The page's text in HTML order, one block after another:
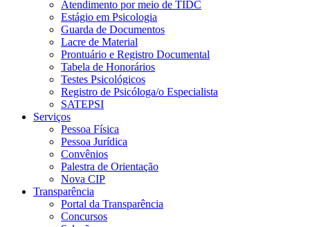
Atendimento por meio de TIDC
Estágio em Psicologia
Guarda de Documentos
Lacre de Material
Prontuário e Registro Documental
Tabela de Honorários
Testes Psicológicos
Registro de Psicóloga/o Especialista
SATEPSI
Serviços
Pessoa Física
Pessoa Jurídica
Convênios
Palestra de Orientação
Nova CIP
Transparência
Portal da Transparência
Concursos